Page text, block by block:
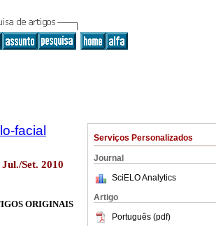
Serviços Personalizados
Journal
SciELO Analytics
Artigo
Português (pdf)
facial
Set. 2010
ORIGINAIS